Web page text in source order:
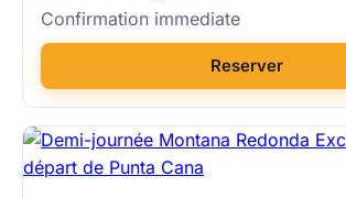
Confirmation immediate
Reserver